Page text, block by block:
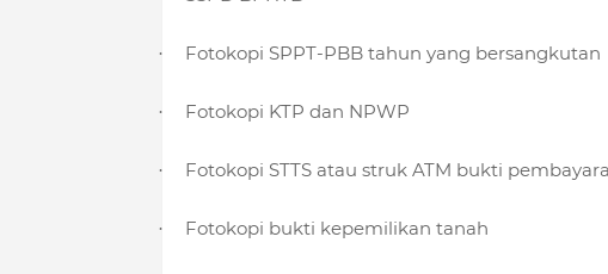
· Fotokopi SPPT-PBB tahun yang bersangkutan
· Fotokopi KTP dan NPWP
· Fotokopi STTS atau struk ATM bukti
· Fotokopi bukti kepemilikan tanah